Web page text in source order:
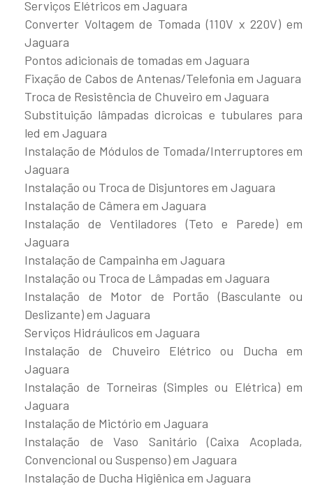
Serviços Elétricos em Jaguara
Converter Voltagem de Tomada (110V x 220V) em
Jaguara
Pontos adicionais de tomadas em Jaguara
Fixação de Cabos de Antenas/Telefonia em Jaguara
Troca de Resistência de Chuveiro em Jaguara
Substituição lâmpadas dicroicas e tubulares para
led em Jaguara
Instalação de Módulos de Tomada/Interruptores em
Jaguara
Instalação ou Troca de Disjuntores em Jaguara
Instalação de Câmera em Jaguara
Instalação de Ventiladores (Teto e Parede) em
Jaguara
Instalação de Campainha em Jaguara
Instalação ou Troca de Lâmpadas em Jaguara
Instalação de Motor de Portão (Basculante ou
Deslizante) em Jaguara
Serviços Hidráulicos em Jaguara
Instalação de Chuveiro Elétrico ou Ducha em
Jaguara
Instalação de Torneiras (Simples ou Elétrica) em
Jaguara
Instalação de Mictório em Jaguara
Instalação de Vaso Sanitário (Caixa Acoplada,
Convencional ou Suspenso) em Jaguara
Instalação de Ducha Higiênica em Jaguara